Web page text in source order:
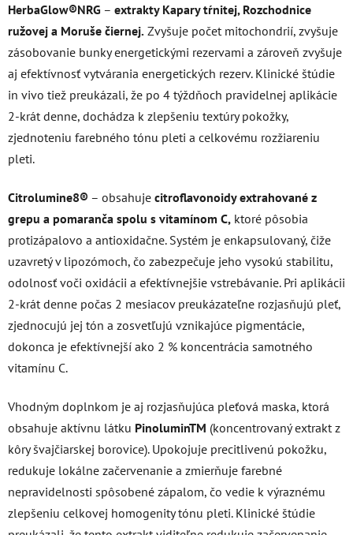
HerbaGlow®NRG – extrakty Kapary tŕnitej, Rozchodnice
ružovej a Moruše čiernej. Zvyšuje počet mitochondrií, zvyšuje
zásobovanie bunky energetickými rezervami a zároveň zvyšuje
aj efektívnosť vytvárania energetických rezerv. Klinické štúdie
in vivo tiež preukázali, že po 4 týždňoch pravidelnej aplikácie
2-krát denne, dochádza k zlepšeniu textúry pokožky,
zjednoteniu farebného tónu pleti a celkovému rozžiareniu
pleti.
Citrolumine8® – obsahuje citroflavonoidy extrahované z
grepu a pomaranča spolu s vitamínom C, ktoré pôsobia
protizápalovo a antioxidačne. Systém je enkapsulovaný, čiže
uzavretý v lipozómoch, čo zabezpečuje jeho vysokú stabilitu,
odolnosť voči oxidácii a efektívnejšie vstrebávanie. Pri aplikácii
2-krát denne počas 2 mesiacov preukázateľne rozjasňujú pleť,
zjednocujú jej tón a zosvetľujú vznikajúce pigmentácie,
dokonca je efektívnejší ako 2 % koncentrácia samotného
vitamínu C.
Vhodným doplnkom je aj rozjasňujúca pleťová maska, ktorá
obsahuje aktívnu látku PinoluminTM (koncentrovaný extrakt z
kôry švajčiarskej borovice). Upokojuje precitlivenú pokožku,
redukuje lokálne začervenanie a zmierňuje farebné
nepravidelnosti spôsobené zápalom, čo vedie k výraznému
zlepšeniu celkovej homogenity tónu pleti. Klinické štúdie